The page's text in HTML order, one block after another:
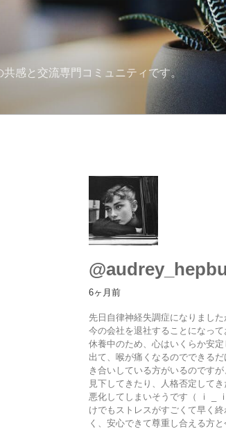
感と交流専門コミュニティです。
6ヶ月前
先日自律神経失調症になりまし
今の会社を退社することになっ
休養中のため、心はいくらか安
出て、喉が痛くなるのでできる
き合いしている方がいるのです
見下してきたり、人格否定して
悪化してしまいそうです（ ｉ _
けでもストレスがすごくて早く
く、安心できて尊重し合える方